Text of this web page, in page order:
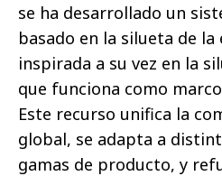
se ha desarrollado un
basado en la silueta de
inspirada a su vez en la
que funciona como
Este recurso unifica la
global, se adapta a
gamas de producto, y